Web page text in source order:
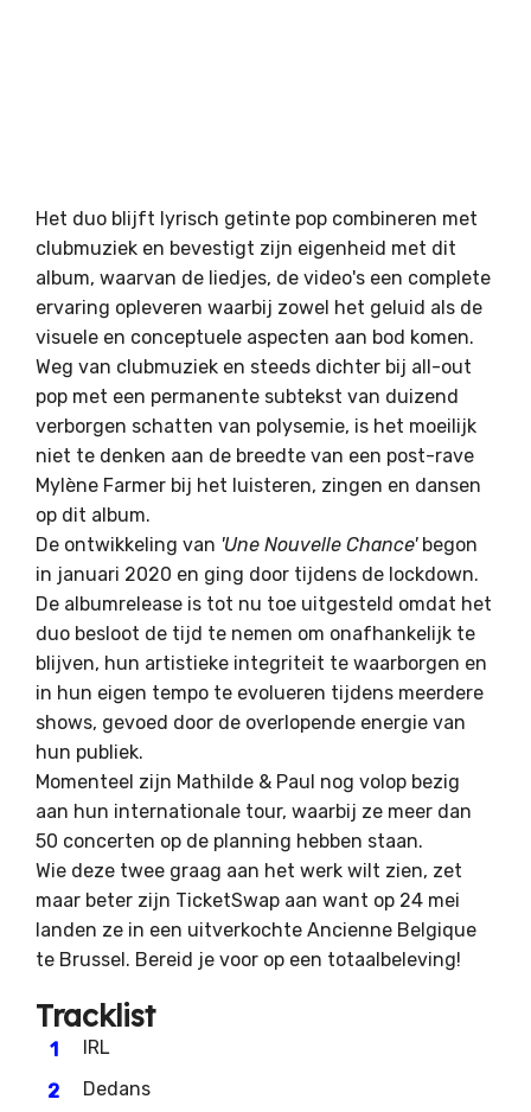
Het duo blijft lyrisch getinte pop combineren met
clubmuziek en bevestigt zijn eigenheid met dit
album, waarvan de liedjes, de video's een complete
ervaring opleveren waarbij zowel het geluid als de
visuele en conceptuele aspecten aan bod komen.
Weg van clubmuziek en steeds dichter bij all-out
pop met een permanente subtekst van duizend
verborgen schatten van polysemie, is het moeilijk
niet te denken aan de breedte van een post-rave
Mylène Farmer bij het luisteren, zingen en dansen
op dit album.
De ontwikkeling van 'Une Nouvelle Chance'begon
in januari 2020 en ging door tijdens de lockdown.
De albumrelease is tot nu toe uitgesteld omdat het
duo besloot de tijd te nemen om onafhankelijk te
blijven, hun artistieke integriteit te waarborgen en
in hun eigen tempo te evolueren tijdens meerdere
shows, gevoed door de overlopende energie van
hun publiek.
Momenteel zijn Mathilde & Paul nog volop bezig
aan hun internationale tour, waarbij ze meer dan
50 concerten op de planning hebben staan.
Wie deze twee graag aan het werk wilt zien, zet
maar beter zijn TicketSwap aan want op 24 mei
landen ze in een uitverkochte Ancienne Belgique
te Brussel. Bereid je voor op een totaalbeleving!
Tracklist
IRL
Dedans